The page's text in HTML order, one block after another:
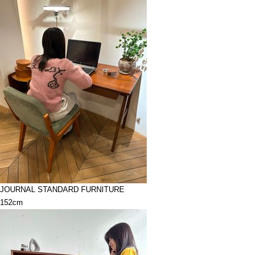
JOURNAL STANDARD FURNITURE
152cm